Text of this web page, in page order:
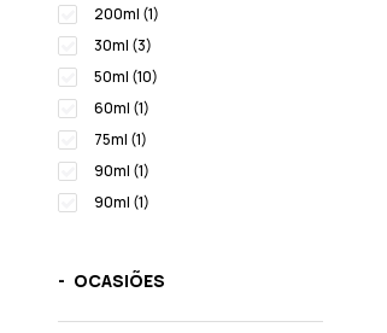
200ml (1)
30ml (3)
50ml (10)
60ml (1)
75ml (1)
90ml (1)
90ml (1)
OCASIÕES